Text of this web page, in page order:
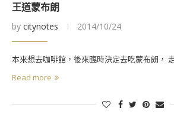
王道蒙布朗
by citynotes 2014/10/24
本來想去咖啡館，後來臨時決定去吃蒙布朗，
Read more